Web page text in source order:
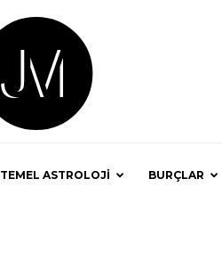
TEMEL ASTROLOJİ BURÇLAR